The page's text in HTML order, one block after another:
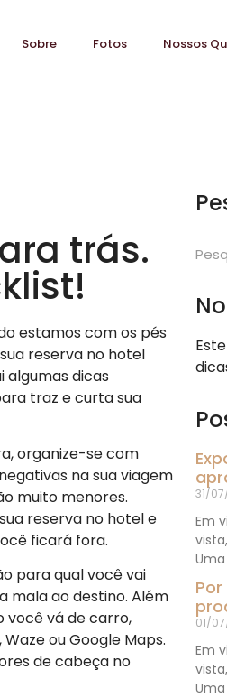
Sobre Fotos Nossos
trás.
estamos com os pés
reserva no hotel
algumas dicas
traz e curta sua
organize-se com
na sua viagem
muito menores.
reserva no hotel e
ficará fora.
para qual você vai
mala ao destino. Além
você vá de carro,
ou Google Maps.
de cabeça no
31/
Em
01/
Em